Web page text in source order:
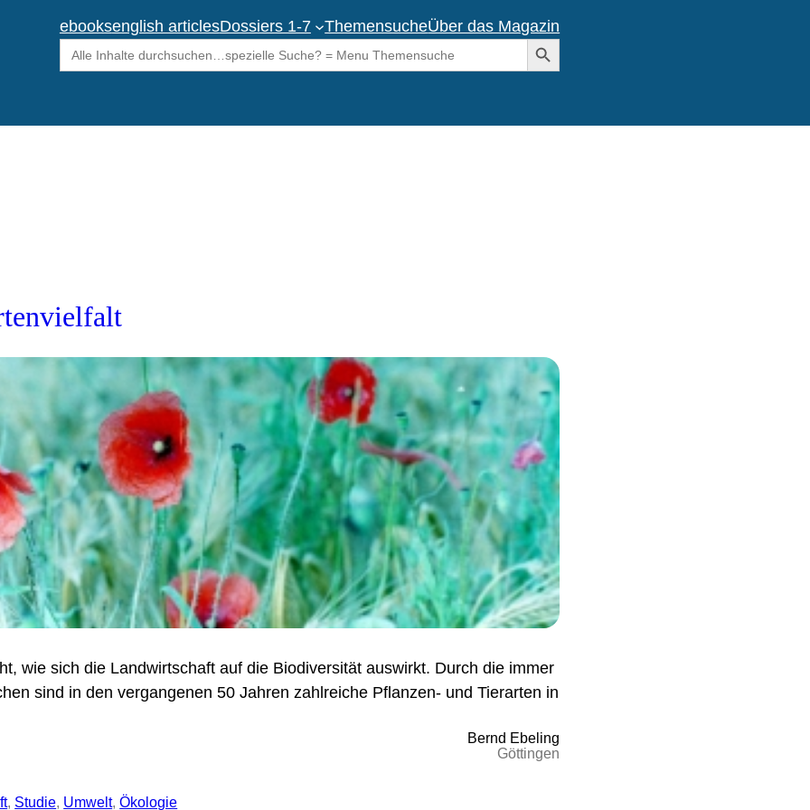
ebooksenglish articlesDossiers 1-7 ThemensucheÜber das Magazin
Search
for:
Search Button
wie sich die Landwirtschaft auf die Biodiversität auswirkt. Durch die immer
sind in den vergangenen 50 Jahren zahlreiche Pflanzen- und Tierarten in
Bernd Ebeling
Göttingen
, Studie, Umwelt, Ökologie